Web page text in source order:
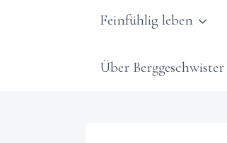
Feinfühlig leben
Über Berggeschwister